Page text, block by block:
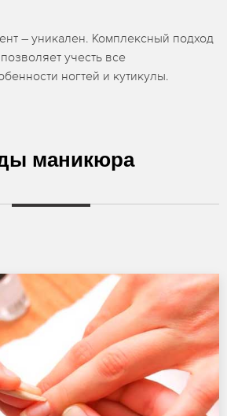
– уникален. Комплексный подход
учесть все
ногтей и кутикулы.
маникюра